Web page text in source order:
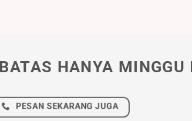
HANYA MINGGU
PESAN SEKARANG JUGA